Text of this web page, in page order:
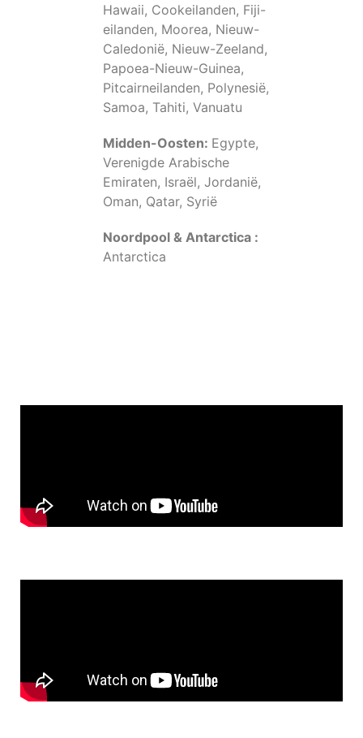
Hawaii, Cookeilanden, Fiji-
eilanden, Moorea, Nieuw-
Caledonië, Nieuw-Zeeland,
Papoea-Nieuw-Guinea,
Pitcairneilanden, Polynesië,
Samoa, Tahiti, Vanuatu
Midden-Oosten: Egypte,
Verenigde Arabische
Emiraten, Israël, Jordanië,
Oman, Qatar, Syrië
Noordpool & Antarctica :
Antarctica